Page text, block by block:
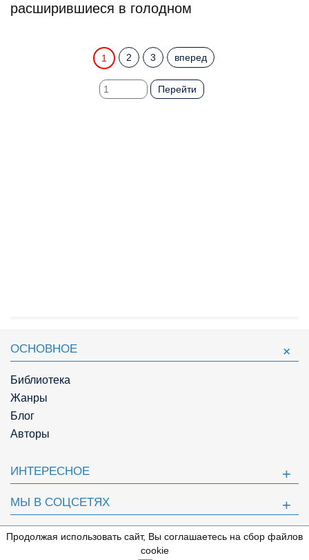
расширившиеся в голодном
1 2 3 вперед
Перейти
⇩
ОСНОВНОЕ
Библиотека
Жанры
Блог
Авторы
ИНТЕРЕСНОЕ
МЫ В СОЦСЕТЯХ
ПОЛЕЗНОЕ
Продолжая использовать сайт, Вы соглашаетесь на сбор файлов
cookie